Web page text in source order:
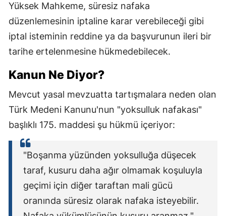
Yüksek Mahkeme, süresiz nafaka
düzenlemesinin iptaline karar verebileceği gibi
iptal isteminin reddine ya da başvurunun ileri bir
tarihe ertelenmesine hükmedebilecek.
Kanun Ne Diyor?
Mevcut yasal mevzuatta tartışmalara neden olan
Türk Medeni Kanunu'nun "yoksulluk nafakası"
başlıklı 175. maddesi şu hükmü içeriyor:
"Boşanma yüzünden yoksulluğa düşecek
taraf, kusuru daha ağır olmamak koşuluyla
geçimi için diğer taraftan mali gücü
oranında süresiz olarak nafaka isteyebilir.